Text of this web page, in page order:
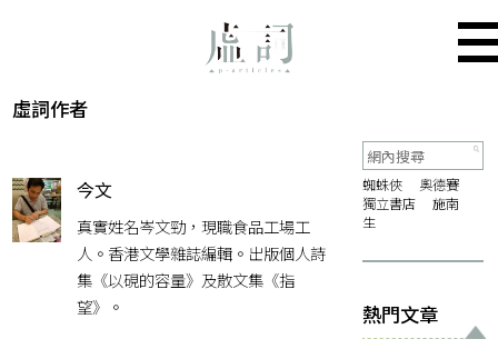
虛詞作者
今文
真實姓名岑文勁，現職食品工場工
人。香港文學雜誌編輯。出版個人詩
集《以硯的容量》及散文集《指
望》。
蜘蛛俠
奧德賽
獨立書店
施南
生
熱門文章